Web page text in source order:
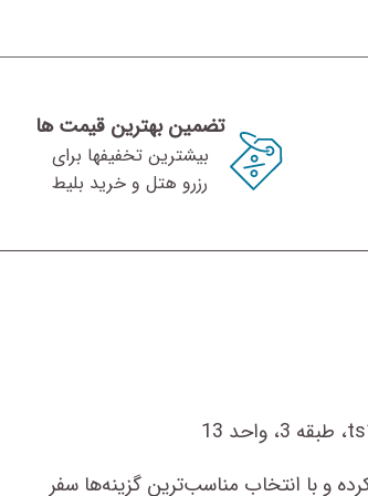
تضمین بهترین قیمت ها
رزرو هتل و خرید بلیط
و با انتخاب مناسب‌ترین گزینه‌ها سفر